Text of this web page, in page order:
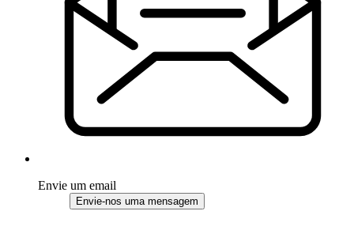
Envie um email
Envie-nos uma mensagem